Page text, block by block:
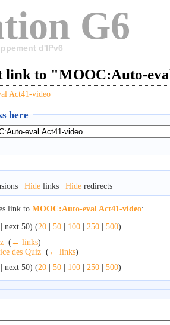
G6
d'IPv6
link to "MOOC:Auto-
Act41-video
here
| Hidelinks | Hideredirects
link to MOOC:Auto-eval Act41-video:
next 50) (20 | 50 | 100 | 250 | 500)
( ← links)
des Quiz ( ← links)
next 50) (20 | 50 | 100 | 250 | 500)